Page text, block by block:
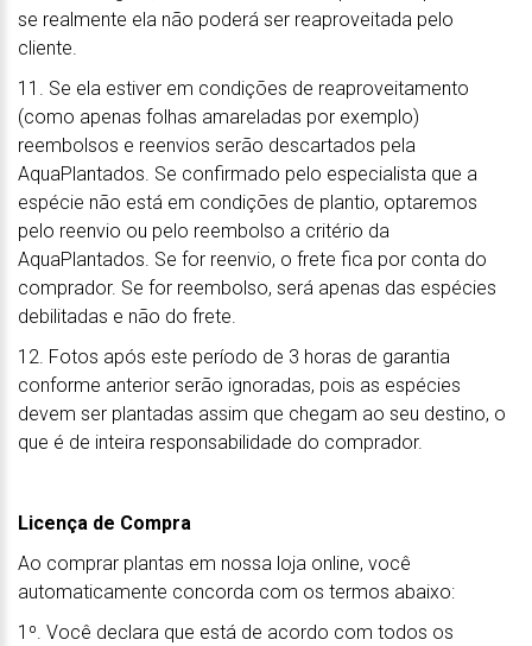
se realmente ela não poderá ser reaproveitada pelo
cliente.
11. Se ela estiver em condições de reaproveitamento
(como apenas folhas amareladas por exemplo)
reembolsos e reenvios serão descartados pela
AquaPlantados. Se confirmado pelo especialista que a
espécie não está em condições de plantio, optaremos
pelo reenvio ou pelo reembolso a critério da
AquaPlantados. Se for reenvio, o frete fica por conta do
comprador. Se for reembolso, será apenas das espécies
debilitadas e não do frete.
12. Fotos após este período de 3 horas de garantia
conforme anterior serão ignoradas, pois as espécies
devem ser plantadas assim que chegam ao seu destino, o
que é de inteira responsabilidade do comprador.
Licença de Compra
Ao comprar plantas em nossa loja online, você
automaticamente concorda com os termos abaixo:
1º. Você declara que está de acordo com todos os